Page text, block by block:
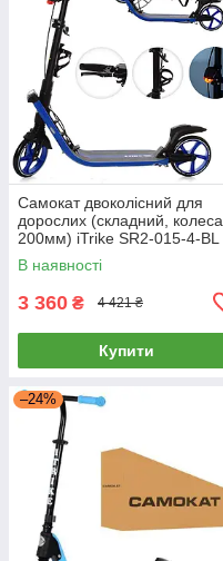
Самокат двоколісний для
дорослих (складний, колеса
200мм) iTrike SR2-015-4-BL
Синій
В наявності
3 360 ₴ 4 421 ₴
Купити
–24%